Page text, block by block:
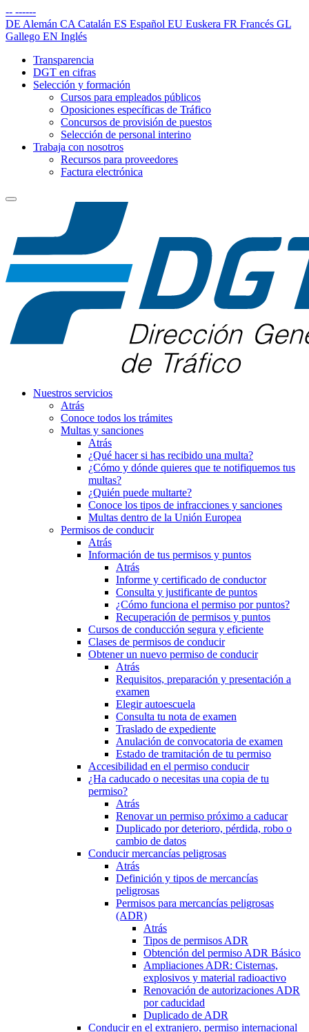
-- ------
DE Alemán CA Catalán ES Español EU Euskera FR Francés GL
Gallego EN Inglés
Transparencia
DGT en cifras
Selección y formación
Cursos para empleados públicos
Oposiciones específicas de Tráfico
Concursos de provisión de puestos
Selección de personal interino
Trabaja con nosotros
Recursos para proveedores
Factura electrónica
Nuestros servicios
Atrás
Conoce todos los trámites
Multas y sanciones
Atrás
¿Qué hacer si has recibido una multa?
¿Cómo y dónde quieres que te notifiquemos tus
multas?
¿Quién puede multarte?
Conoce los tipos de infracciones y sanciones
Multas dentro de la Unión Europea
Permisos de conducir
Atrás
Información de tus permisos y puntos
Atrás
Informe y certificado de conductor
Consulta y justificante de puntos
¿Cómo funciona el permiso por puntos?
Recuperación de permisos y puntos
Cursos de conducción segura y eficiente
Clases de permisos de conducir
Obtener un nuevo permiso de conducir
Atrás
Requisitos, preparación y presentación a
examen
Elegir autoescuela
Consulta tu nota de examen
Traslado de expediente
Anulación de convocatoria de examen
Estado de tramitación de tu permiso
Accesibilidad en el permiso conducir
¿Ha caducado o necesitas una copia de tu
permiso?
Atrás
Renovar un permiso próximo a caducar
Duplicado por deterioro, pérdida, robo o
cambio de datos
Conducir mercancías peligrosas
Atrás
Definición y tipos de mercancías
peligrosas
Permisos para mercancías peligrosas
(ADR)
Atrás
Tipos de permisos ADR
Obtención del permiso ADR Básico
Ampliaciones ADR: Cisternas,
explosivos y material radioactivo
Renovación de autorizaciones ADR
por caducidad
Duplicado de ADR
Conducir en el extranjero, permiso internacional